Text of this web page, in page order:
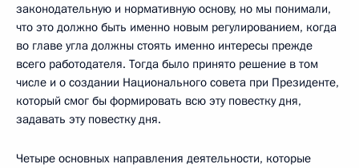
законодательную и нормативную основу, но мы понимали,
что это должно быть именно новым регулированием, когда
во главе угла должны стоять именно интересы прежде
всего работодателя. Тогда было принято решение в том
числе и о создании Национального совета при Президенте,
который смог бы формировать всю эту повестку дня,
задавать эту повестку дня.
Четыре основных направления деятельности, которые